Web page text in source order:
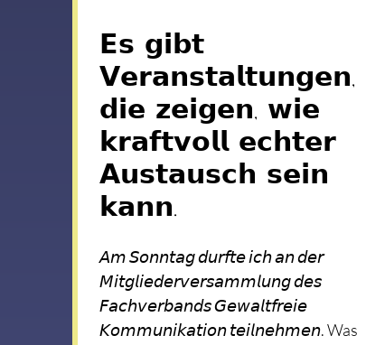
𝗘𝘀 𝗴𝗶𝗯𝘁
𝗩𝗲𝗿𝗮𝗻𝘀𝘁𝗮𝗹𝘁𝘂𝗻𝗴𝗲𝗻,
𝗱𝗶𝗲 𝘇𝗲𝗶𝗴𝗲𝗻, 𝘄𝗶𝗲
𝗸𝗿𝗮𝗳𝘁𝘃𝗼𝗹𝗹 𝗲𝗰𝗵𝘁𝗲𝗿
𝗔𝘂𝘀𝘁𝗮𝘂𝘀𝗰𝗵 𝘀𝗲𝗶𝗻
𝗸𝗮𝗻𝗻.
𝘈𝘮 𝘚𝘰𝘯𝘯𝘵𝘢𝘨 𝘥𝘶𝘳𝘧𝘵𝘦 𝘪𝘤𝘩 𝘢𝘯 𝘥𝘦𝘳
𝘔𝘪𝘵𝘨𝘭𝘪𝘦𝘥𝘦𝘳𝘷𝘦𝘳𝘴𝘢𝘮𝘮𝘭𝘶𝘯𝘨 𝘥𝘦𝘴
𝘍𝘢𝘤𝘩𝘷𝘦𝘳𝘣𝘢𝘯𝘥𝘴 𝘎𝘦𝘸𝘢𝘭𝘵𝘧𝘳𝘦𝘪𝘦
𝘒𝘰𝘮𝘮𝘶𝘯𝘪𝘬𝘢𝘵𝘪𝘰𝘯 𝘵𝘦𝘪𝘭𝘯𝘦𝘩𝘮𝘦𝘯. Was